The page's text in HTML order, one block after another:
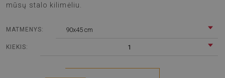
mūsų stalo kilimėliu.
MATMENYS: 90x45 cm
KIEKIS: 1